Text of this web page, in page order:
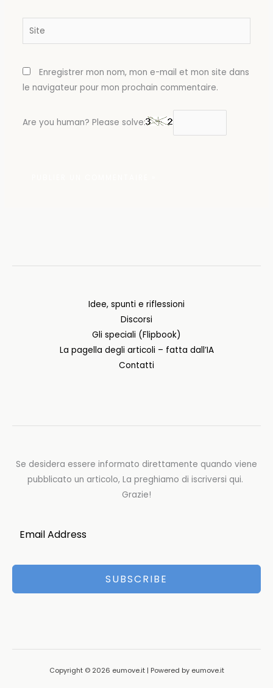
Site
Enregistrer mon nom, mon e-mail et mon site dans
le navigateur pour mon prochain commentaire.
Are you human? Please solve:
Idee, spunti e riflessioni
Discorsi
Gli speciali (Flipbook)
La pagella degli articoli – fatta dall’IA
Contatti
Se desidera essere informato direttamente quando viene
pubblicato un articolo, La preghiamo di iscriversi qui.
Grazie!
SUBSCRIBE
Copyright © 2026 eumove.it | Powered by eumove.it